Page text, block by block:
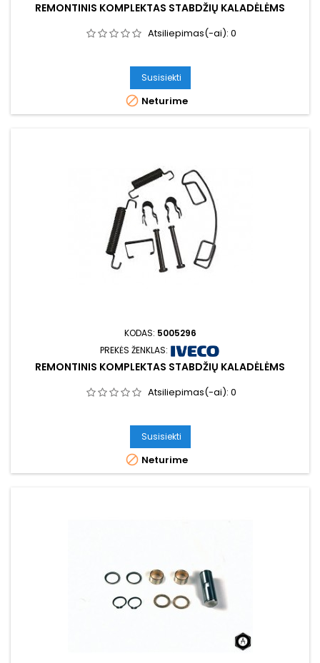
REMONTINIS KOMPLEKTAS STABDŽIŲ KALADĖLĖMS
Atsiliepimas(-ai): 0
Susisiekti
 Neturime
KODAS: 5005296
PREKĖS ŽENKLAS:
REMONTINIS KOMPLEKTAS STABDŽIŲ KALADĖLĖMS
Atsiliepimas(-ai): 0
Susisiekti
 Neturime